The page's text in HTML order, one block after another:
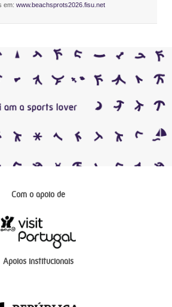
em: www.beachsprots2026.fisu.net
Com o apoio de
Apoios institucionais